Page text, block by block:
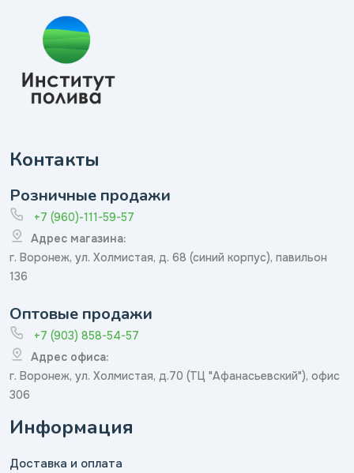
Контакты
Розничные продажи
+7 (960)-111-59-57
Адрес магазина:
г. Воронеж, ул. Холмистая, д. 68 (синий корпус), павильон
136
Оптовые продажи
+7 (903) 858-54-57
Адрес офиса:
г. Воронеж, ул. Холмистая, д.70 (ТЦ "Афанасьевский"), офис
306
Информация
Доставка и оплата